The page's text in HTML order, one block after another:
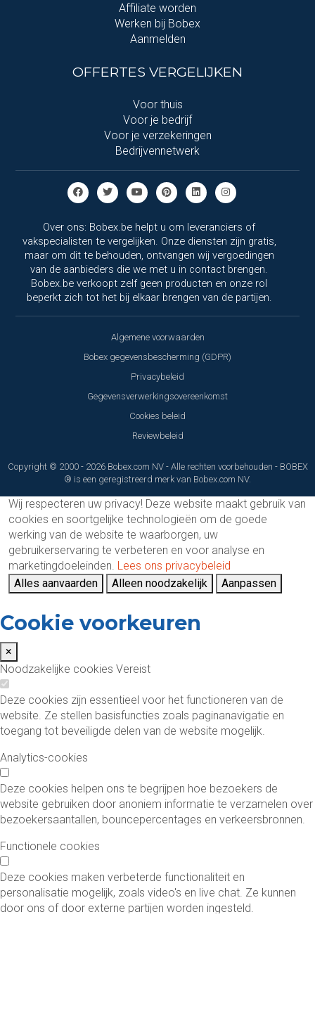
Affiliate worden
Werken bij Bobex
Aanmelden
OFFERTES VERGELIJKEN
Voor thuis
Voor je bedrijf
Voor je verzekeringen
Bedrijvennetwerk
Over ons: Bobex.be helpt u om leveranciers of
vakspecialisten te vergelijken. Onze diensten zijn gratis,
maar om dit te behouden, ontvangen wij vergoedingen
van de aanbieders die we met u in contact brengen.
Bobex.be verkoopt zelf geen producten en onze rol
beperkt zich tot het bij elkaar brengen van de partijen.
Algemene voorwaarden
Bobex gegevensbescherming (GDPR)
Privacybeleid
Gegevensverwerkingsovereenkomst
Cookies beleid
Reviewbeleid
Copyright © 2000 - 2026 Bobex.com NV - Alle rechten voorbehouden - BOBEX
® is een geregistreerd merk van Bobex.com NV.
Wij respecteren uw privacy! Deze website maakt gebruik van
cookies en soortgelijke technologieën om de goede
werking van de website te waarborgen, uw
gebruikerservaring te verbeteren en voor analyse en
marketingdoeleinden. Lees ons privacybeleid
Alles aanvaarden
Alleen noodzakelijk Aanpassen
Cookie voorkeuren
×
Noodzakelijke cookies Vereist
Deze cookies zijn essentieel voor het functioneren van de
website. Ze stellen basisfuncties zoals paginanavigatie en
toegang tot beveiligde delen van de website mogelijk.
Analytics-cookies
Deze cookies helpen ons te begrijpen hoe bezoekers de
website gebruiken door anoniem informatie te verzamelen over
bezoekersaantallen, bouncepercentages en verkeersbronnen.
Functionele cookies
Deze cookies maken verbeterde functionaliteit en
personalisatie mogelijk, zoals video's en live chat. Ze kunnen
door ons of door externe partijen worden ingesteld.